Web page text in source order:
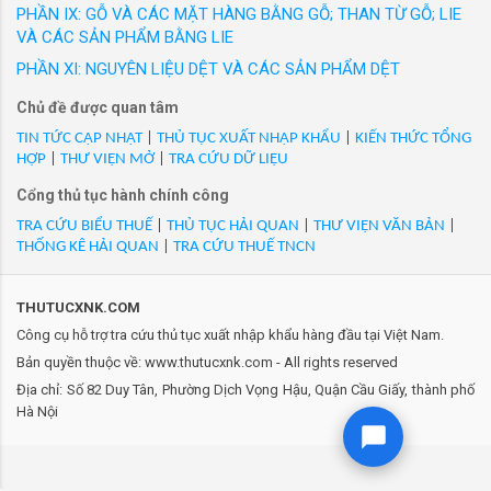
dành cho xe Nissan navara bán tải, NSX: Nissan Motor
Thailand. Hàng mới 100% (nk)
- Mã HS 40169390: CAO SU ĐỆM KÍN ỐNG NHỚT
(A6111870580). PHỤ TÙNG XE ÔTÔ MERCEDES-BENZ 16 CHỖ
(nk)
- Mã HS 40169390: Cao su dí lái (phụ tùng xe nâng số:
9166673-00)- hàng mới 100% (nk)
(nk)
- Mã HS 40169390: Cao su giá đỡ V-301/V-300, linh kiện máy
đóng gói (nk)
- Mã HS 40169390: Cao su giảm chấm dùng ở máy winder
đưa ra thị trường trong nước với các nhãn hiệu
được người tiêu dùng Việt Nam yêu thích. Hàng
loạt sản phẩm thời trang công sở cao cấp như
Classic, May10 Classic Suit... Thương hiệu
Veston và nhiều thương hiệu thời trang được
phát triển trong 20 năm qua của May 10 đ...
PHẦN IX: GỖ VÀ CÁC MẶT HÀNG BẰNG GỖ; THAN TỪ GỖ; LIE
VÀ CÁC SẢN PHẨM BẰNG LIE
PHẦN XI: NGUYÊN LIỆU DỆT VÀ CÁC SẢN PHẨM DỆT
Chủ đề được quan tâm
TIN TỨC CẬP NHẬT| THỦ TỤC XUẤT NHẬP KHẨU
KIẾN THỨC TỔNG
HỢP
THƯ VIỆN MỞ| TRA CỨU DỮ LIỆU
Cổng thủ tục hành chính công
TRA CỨU BIỂU THUẾ THỦ TỤC HẢI QUAN THƯ VIỆN VĂN BẢN
THỐNG KÊ HẢI QUAN
TRA CỨU THUẾ TNCN
THUTUCXNK.COM
Công cụ hỗ trợ tra cứu thủ tục xuất nhập khẩu hàng đầu tại Việt Nam.
Bản quyền thuộc về: www.thutucxnk.com - All rights reserved
Địa chỉ: Số 82 Duy Tân, Phường Dịch Vọng Hậu, Quận Cầu Giấy, thành phố
Hà Nội